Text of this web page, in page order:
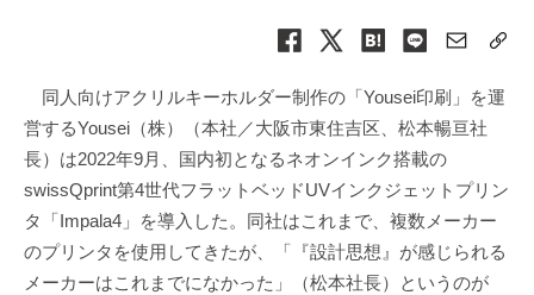
同人向けアクリルキーホルダー制作の「Yousei印刷」を運
営するYousei（株）（本社／大阪市東住吉区、松本暢亘社
長）は2022年9月、国内初となるネオンインク搭載の
swissQprint第4世代フラットベッドUVインクジェットプリン
タ「Impala4」を導入した。同社はこれまで、複数メーカー
のプリンタを使用してきたが、「『設計思想』が感じられる
メーカーはこれまでになかった」（松本社長）というのが